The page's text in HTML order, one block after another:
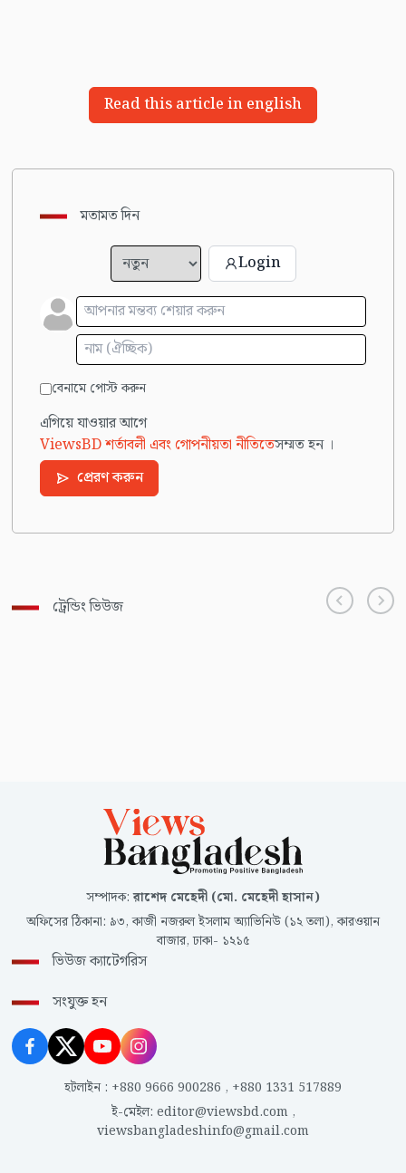
Read this article in english
মতামত দিন
Login
বেনামে পোস্ট করুন
এগিয়ে যাওয়ার আগে
ViewsBD শর্তাবলী এবং গোপনীয়তা নীতিতেসম্মত হন ।
প্রেরণ করুন
ট্রেন্ডিং ভিউজ
সম্পাদক:রাশেদ মেহেদী (মো. মেহেদী হাসান)
অফিসের ঠিকানা: ৯৩, কাজী নজরুল ইসলাম অ্যাভিনিউ (১২ তলা), কারওয়ান
বাজার, ঢাকা- ১২১৫
ভিউজ ক্যাটেগরিস
সংযুক্ত হন
হটলাইন : +880 9666 900286 , +880 1331 517889
ই-মেইল: editor@viewsbd.com,
viewsbangladeshinfo@gmail.com